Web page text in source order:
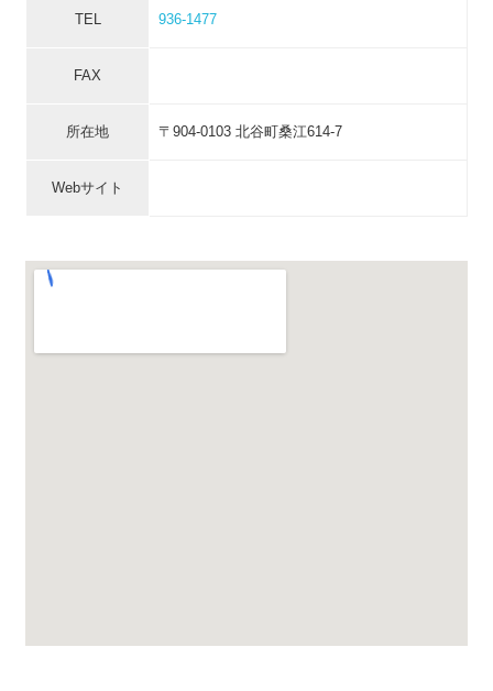
TEL 936-1477
FAX
所在地 〒904-0103 北谷町桑江614-7
Webサイト